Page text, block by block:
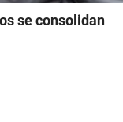
se consolidan